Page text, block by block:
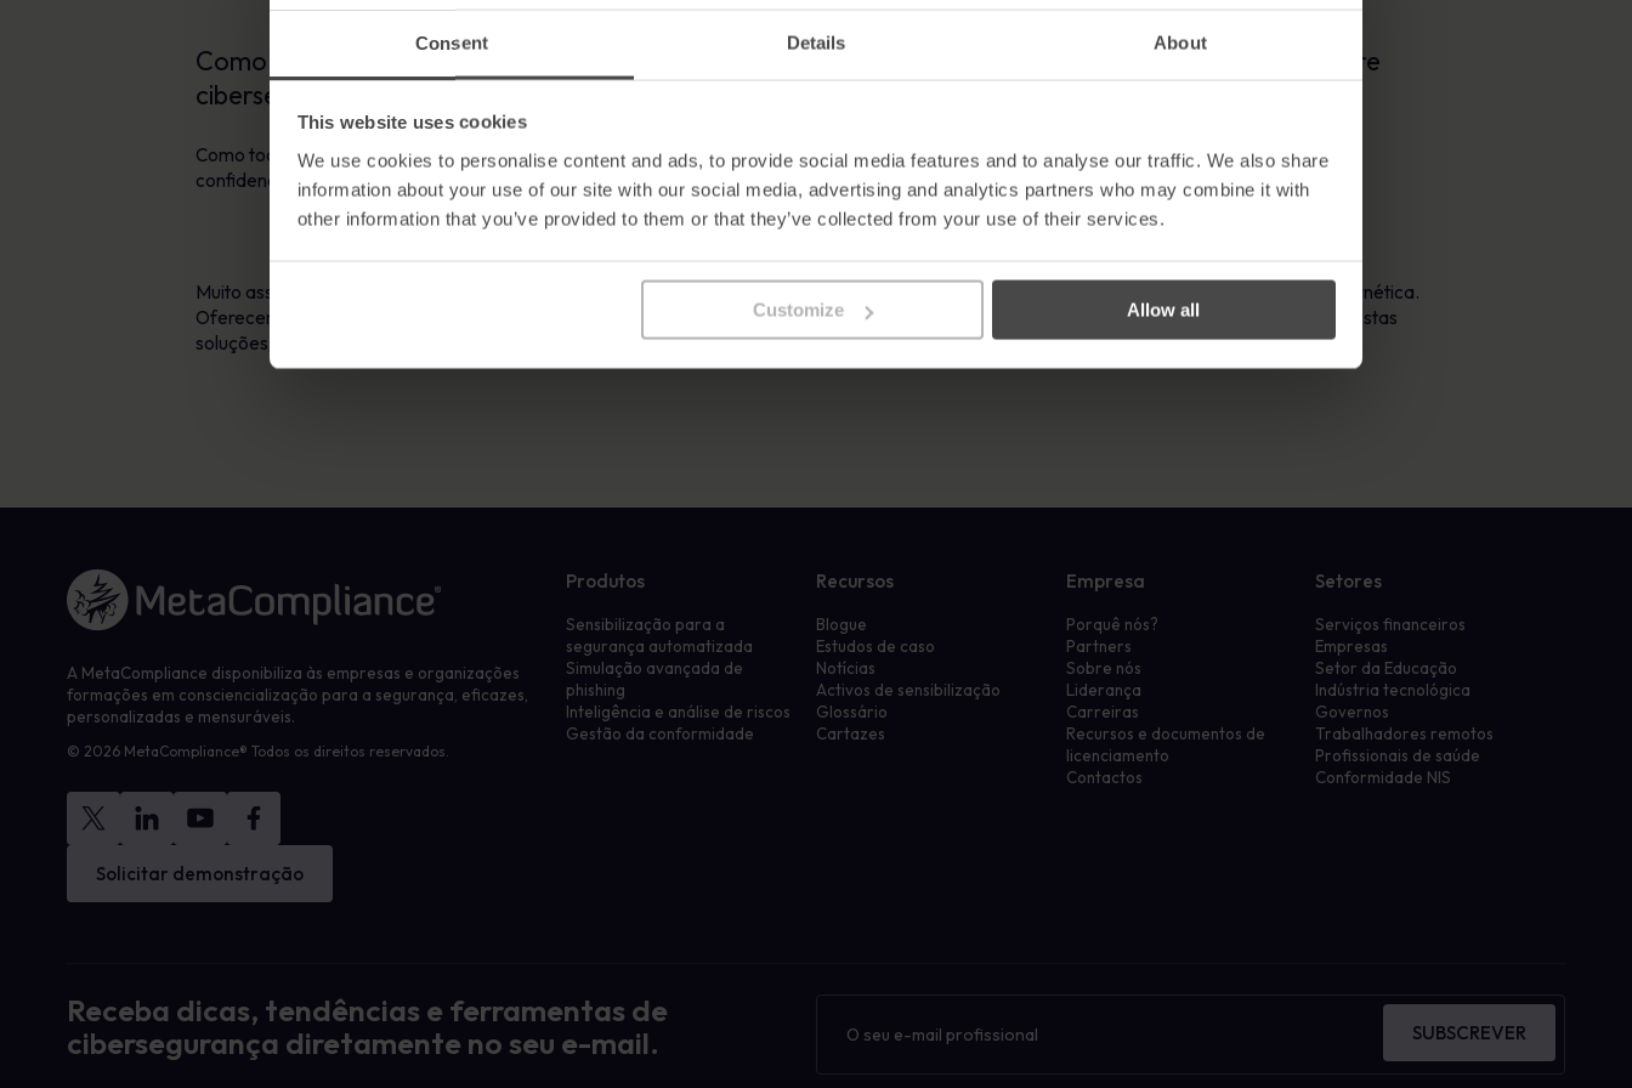
Consent Details About
This website uses cookies
We use cookies to personalise content and ads, to provide social media features and to analyse our traffic. We also share
information about your use of our site with our social media, advertising and analytics partners who may combine it with
other information that you’ve provided to them or that they’ve collected from your use of their services.
Customize Allow all
Como é o dia mais assustador do ano, achamos que é justo partilhar os factos mais assustadores sobre
cibersegurança, concebidos para te causar arrepios durante a noite.
Como todos sabemos, há muitos fantasmas por aí a tentar defraudar-te a ti e à tua empresa de tudo, desde dinheiro a documentos altamente
confidenciais. O que talvez não saibas é a dimensão da pirataria informática. É o suficiente para te deixar a tremer nas botas.
Muito assustador, não achas? É por isso que é tão importante manteres-te a ti e à tua empresa vigilantes no que diz respeito à segurança cibernética.
Oferecemos soluções que te podem ajudar a combater o medo dos ataques de ransomware e phishing. Se quiseres mais informações sobre estas
soluções, podes encontrá-las
Ligação à página inicial
A MetaCompliance disponibiliza às empresas e organizações
formações em consciencialização para a segurança, eficazes,
personalizadas e mensuráveis.
© 2026 MetaCompliance® Todos os direitos reservados.
Solicitar demonstração
Produtos
Sensibilização para a
segurança automatizada
Simulação avançada de
phishing
Inteligência e análise de riscos
Gestão da conformidade
Recursos
Blogue
Estudos de caso
Notícias
Activos de sensibilização
Glossário
Cartazes
Empresa
Porquê nós?
Partners
Sobre nós
Liderança
Carreiras
Recursos e documentos de
licenciamento
Contactos
Setores
Serviços financeiros
Empresas
Setor da Educação
Indústria tecnológica
Governos
Trabalhadores remotos
Profissionais de saúde
Conformidade NIS
Receba dicas, tendências e ferramentas de
cibersegurança diretamente no seu e-mail.
informativo
SUBSCREVER